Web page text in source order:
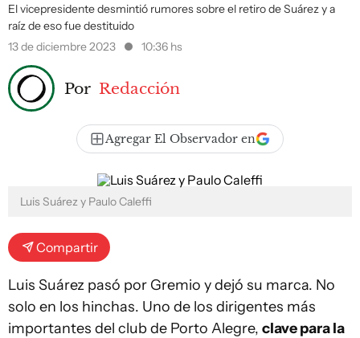
El vicepresidente desmintió rumores sobre el retiro de Suárez y a
raíz de eso fue destituido
13 de diciembre 2023
10:36 hs
Por Redacción
Agregar El Observador en
Luis Suárez y Paulo Caleffi
Compartir
Luis Suárez pasó por Gremio y dejó su marca. No
solo en los hinchas. Uno de los dirigentes más
importantes del club de Porto Alegre, clave para la